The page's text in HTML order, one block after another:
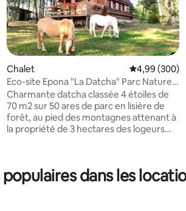
sur la base de 203 commentaires :
Chalet Évaluation
4,99 (300)
Eco-site Epona "La Datcha" Parc Naturel
des Vosges
Charmante datcha classée 4 étoiles de
70 m2 sur 50 ares de parc en lisière de
forêt, au pied des montagnes attenant à
la propriété de 3 hectares des logeurs
chaînes ou chaussettes Cabanon
aménagé, barbecue, aire de jeux
dans les